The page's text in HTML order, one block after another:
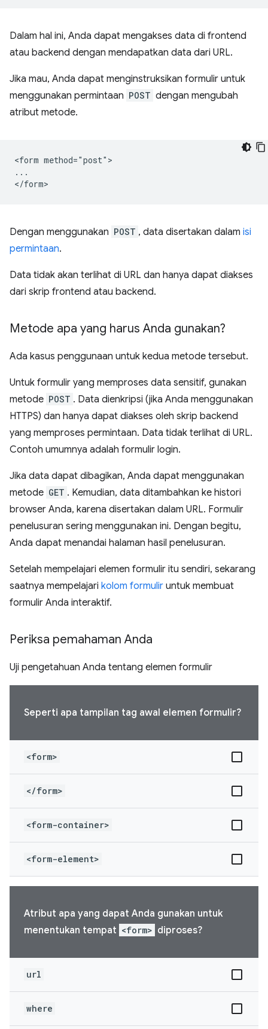
Dalam hal ini, Anda dapat mengakses data di frontend
atau backend dengan mendapatkan data dari URL.
Jika mau, Anda dapat menginstruksikan formulir untuk
menggunakan permintaan POST dengan mengubah
atribut metode.
<form method="post">
...
Dengan menggunakan POST , data disertakan dalam isi
permintaan.
Data tidak akan terlihat di URL dan hanya dapat diakses
dari skrip frontend atau backend.
Metode apa yang harus Anda gunakan?
Ada kasus penggunaan untuk kedua metode tersebut.
Untuk formulir yang memproses data sensitif, gunakan
metode POST . Data dienkripsi (jika Anda menggunakan
HTTPS) dan hanya dapat diakses oleh skrip backend
yang memproses permintaan. Data tidak terlihat di URL.
Contoh umumnya adalah formulir login.
Jika data dapat dibagikan, Anda dapat menggunakan
metode GET . Kemudian, data ditambahkan ke histori
browser Anda, karena disertakan dalam URL. Formulir
penelusuran sering menggunakan ini. Dengan begitu,
Anda dapat menandai halaman hasil penelusuran.
Setelah mempelajari elemen formulir itu sendiri, sekarang
saatnya mempelajari kolom formulir untuk membuat
formulir Anda interaktif.
Periksa pemahaman Anda
Uji pengetahuan Anda tentang elemen formulir
Seperti apa tampilan tag awal elemen formulir?
<form>
</form>
<form-container>
<form-element>
Atribut apa yang dapat Anda gunakan untuk
menentukan tempat <form> diproses?
url
where